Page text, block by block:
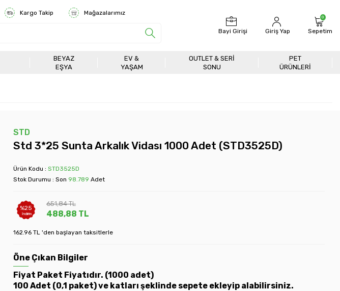
Kargo Takip Mağazalarımız
Bayi Girişi Giriş Yap
0
Sepetim
BEYAZ
EŞYA
EV &
YAŞAM
OUTLET & SERI
SONU
PET
ÜRÜNLERİ
STD
Std 3*25 Sunta Arkalık Vidası 1000 Adet (STD3525D)
Ürün Kodu : STD3525D
Stok Durumu : Son 98.789 Adet
%25
İndirim
651,84TL
488,88 TL
162.96 TL 'den başlayan taksitlerle
Öne Çıkan Bilgiler
Fiyat Paket Fiyatıdır. (1000 adet)
100 Adet (0,1 paket) ve katları şeklinde sepete ekleyip alabilirsiniz.